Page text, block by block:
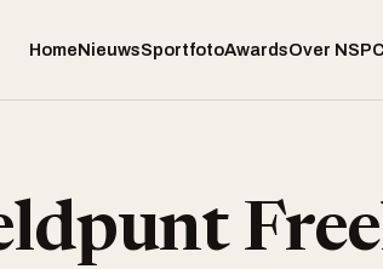
HomeNieuwsSportfotoAwardsOver NSP